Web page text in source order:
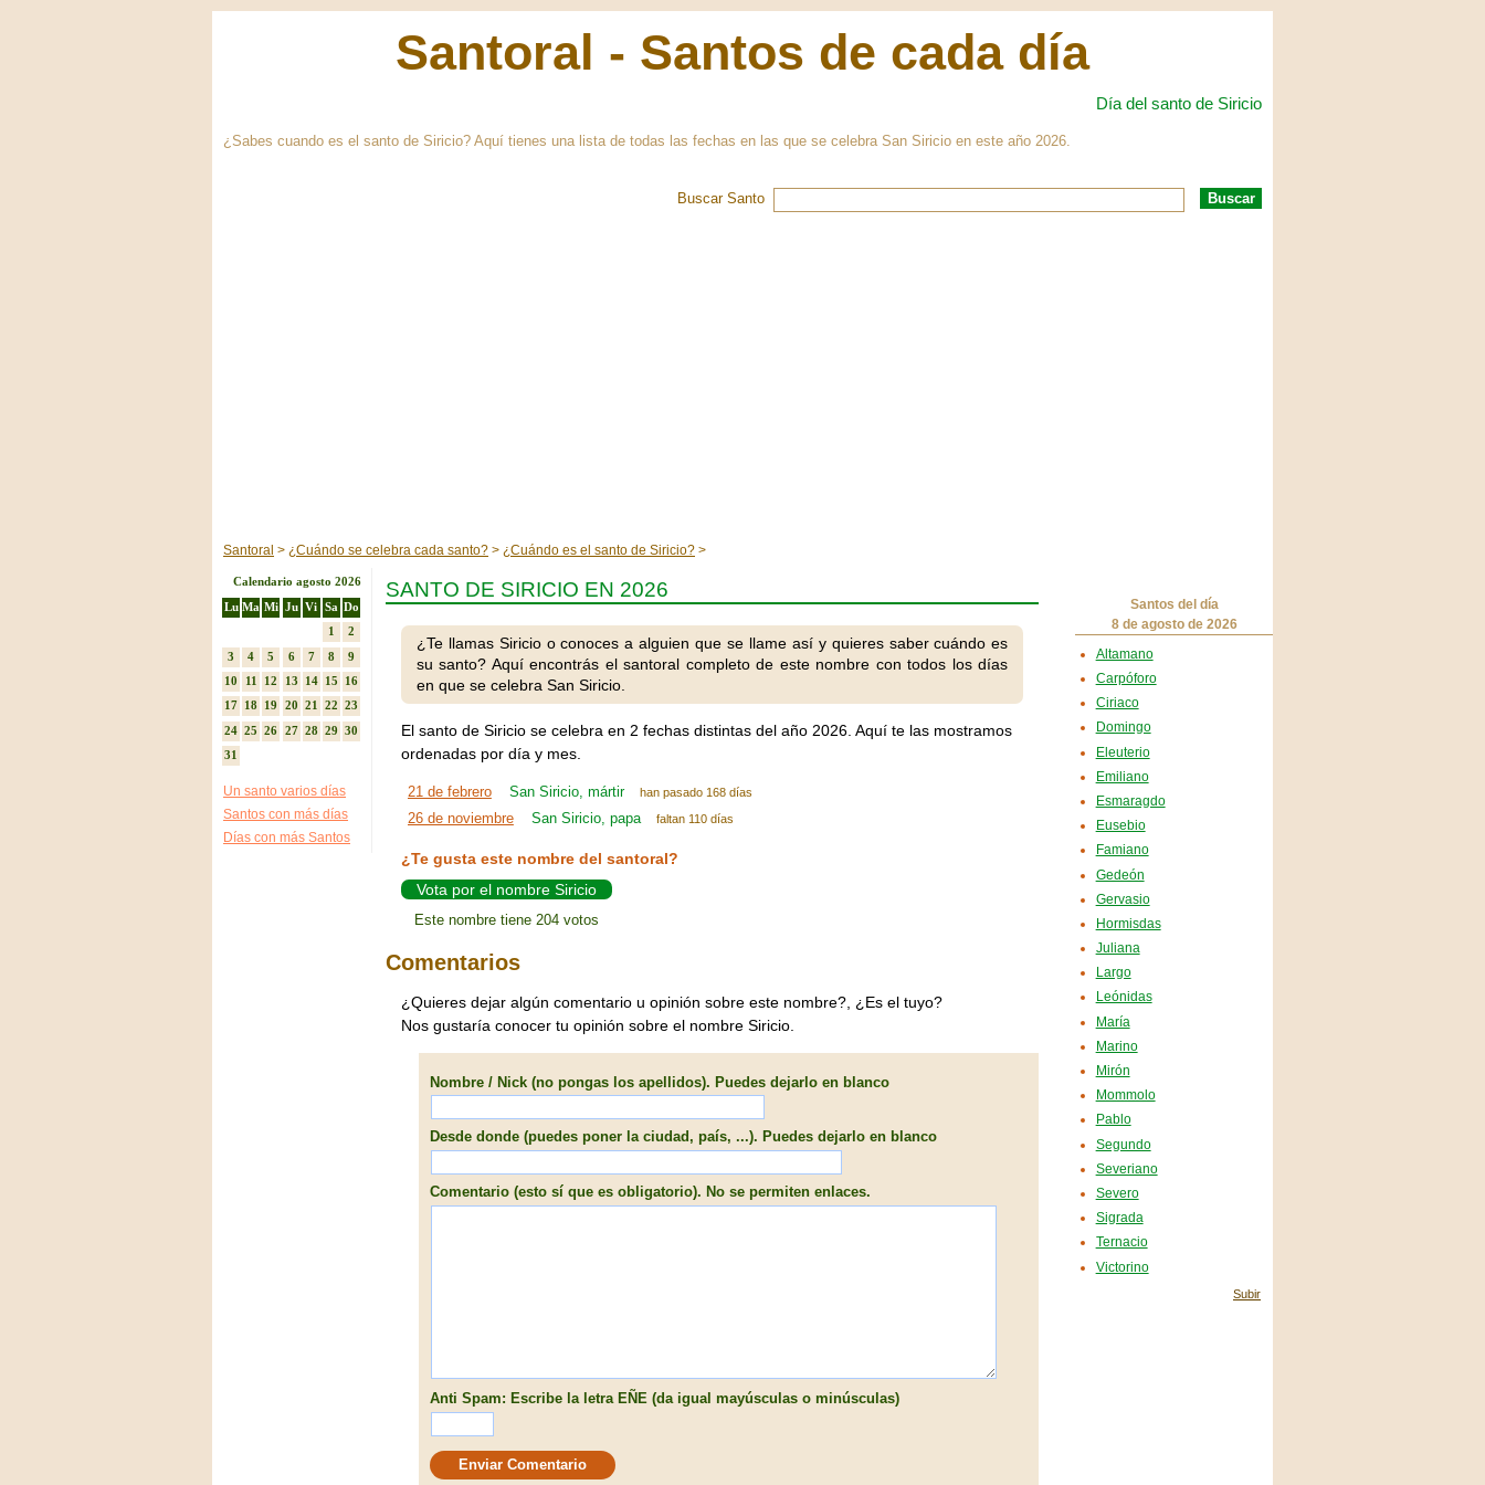
Santoral - Santos de cada día
Día del santo de Siricio
¿Sabes cuando es el santo de Siricio? Aquí tienes una lista de todas las fechas en las que se celebra San Siricio en este año 2026.
Buscar Santo
Santoral ¿Cuándo se celebra cada santo? ¿Cuándo es el santo de Siricio?
SANTO DE SIRICIO EN 2026
¿Te llamas Siricio o conoces a alguien que se llame así y quieres saber cuándo es
su santo? Aquí encontrás el santoral completo de este nombre con todos los días
en que se celebra San Siricio.
El santo de Siricio se celebra en 2 fechas distintas del año 2026. Aquí te las mostramos
ordenadas por día y mes.
21 de febrero San Siricio, mártir han pasado 168 días
26 de noviembre San Siricio, papa faltan 110 días
¿Te gusta este nombre del santoral?
Vota por el nombre Siricio
Este nombre tiene 204 votos
Comentarios
¿Quieres dejar algún comentario u opinión sobre este nombre?, ¿Es el tuyo?
Nos gustaría conocer tu opinión sobre el nombre Siricio.
Nombre / Nick (no pongas los apellidos). Puedes dejarlo en blanco
Desde donde (puedes poner la ciudad, país, ...). Puedes dejarlo en blanco
Comentario (esto sí que es obligatorio). No se permiten enlaces.
Anti Spam: Escribe la letra EÑE (da igual mayúsculas o minúsculas)
Calendario agosto 2026
Lu Ma Mi Ju Vi Sa Do
1
2
3
4 5 6 7 8
9
10
11 12 13 14 15
16
17 18 19 20 21 22
23
24 25 26 27 28 29
30
31
Un santo varios días
Santos con más días
Días con más Santos
Santos del día
8 de agosto de 2026
Altamano
Carpóforo
Ciriaco
Domingo
Eleuterio
Emiliano
Esmaragdo
Eusebio
Famiano
Gedeón
Gervasio
Hormisdas
Juliana
Largo
Leónidas
María
Marino
Mirón
Mommolo
Pablo
Segundo
Severiano
Severo
Sigrada
Ternacio
Victorino
Subir